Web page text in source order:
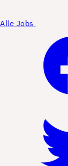
Alle Jobs